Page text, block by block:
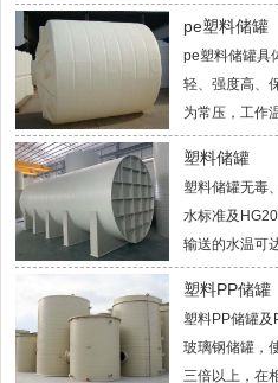
型工艺生产大
很大压力的模具，使模具变得笨重而复
得十分牢固，机模的加工制造难度相应增
pe塑料储罐
pe塑料储罐具
轻、强度高、
为常压，工
60℃。PP储罐
击、抗老化、重量轻、不渗漏、耐酸碱、
塑料储罐
塑料储罐无毒
水标准及
输送的水温可
术，管材及管
或压式接头，安全可靠、永不渗漏。
塑料PP储罐
塑料PP储罐及
玻璃钢储罐，
三倍以上，在